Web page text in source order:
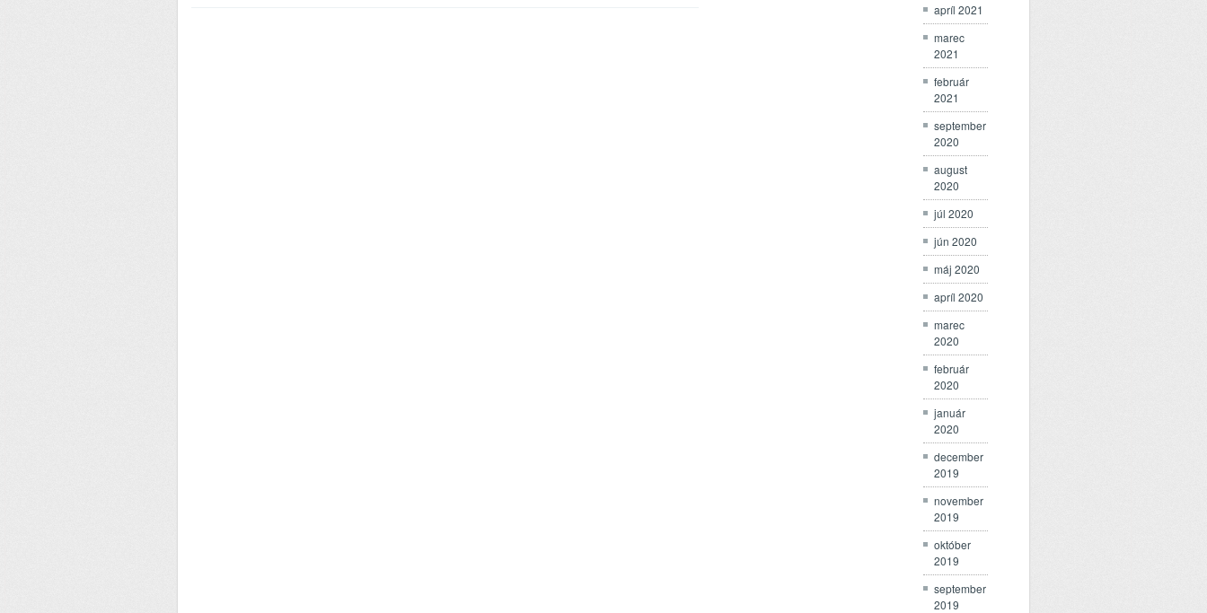
apríl 2021
marec
2021
február
2021
september
2020
august
2020
júl 2020
jún 2020
máj 2020
apríl 2020
marec
2020
február
2020
január
2020
december
2019
november
2019
október
2019
september
2019